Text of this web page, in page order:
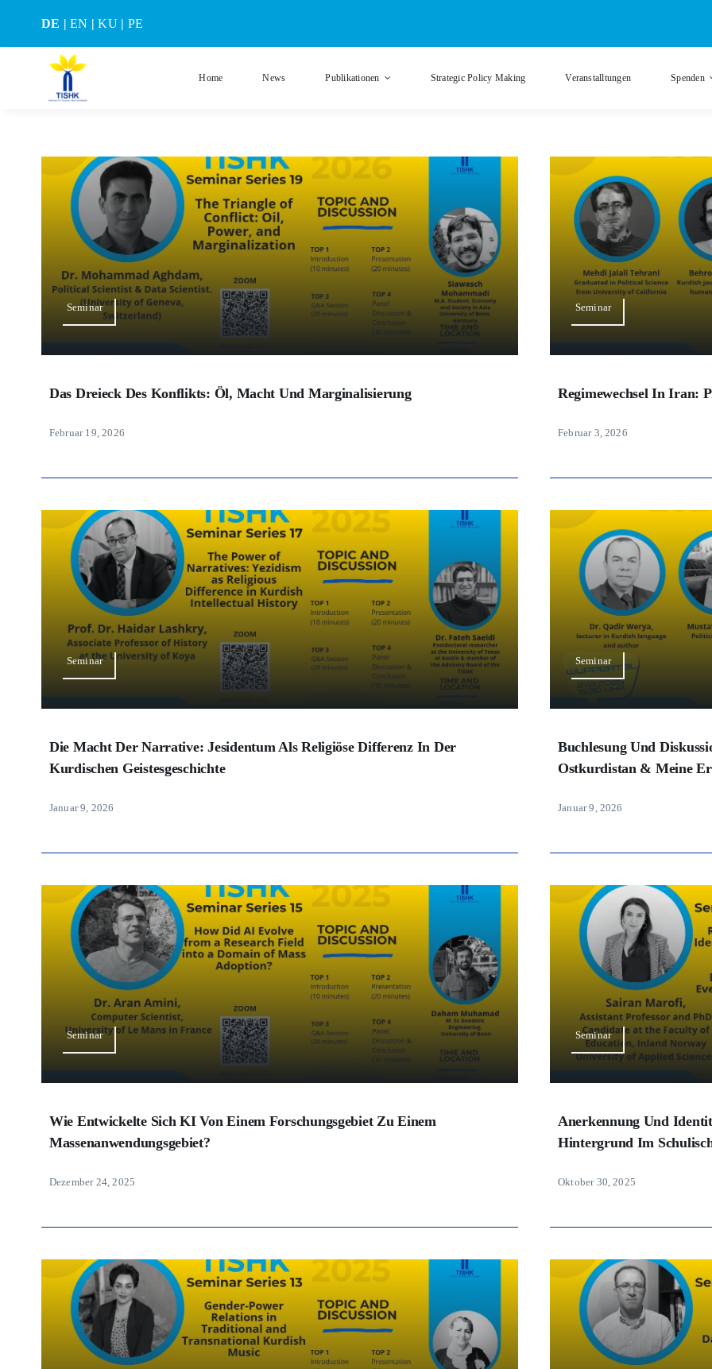
DE |EN |KU| PE
Home News Publikationen Strategic Policy Making Veranstalltungen Spenden
Seminar
Das Dreieck Des Konflikts: Öl, Macht Und Marginalisierung
Februar 19, 2026
Seminar
Regimewechsel In Iran:
Februar 3, 2026
Seminar
Die Macht Der Narrative: Jesidentum Als Religiöse Differenz In Der
Kurdischen Geistesgeschichte
Januar 9, 2026
Seminar
Buchlesung Und
Ostkurdistan & Meine
Januar 9, 2026
Seminar
Wie Entwickelte Sich KI Von Einem Forschungsgebiet Zu Einem
Massenanwendungsgebiet?
Dezember 24, 2025
Seminar
Anerkennung Und
Hintergrund Im
Oktober 30, 2025